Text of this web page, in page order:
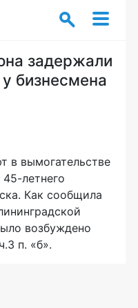
задержали
бизнесмена
в вымогательстве
летнего
Как сообщила
возбуждено
п. «б».